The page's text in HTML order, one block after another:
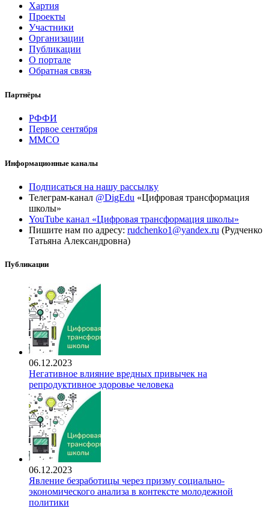
Хартия
Проекты
Участники
Организации
Публикации
О портале
Обратная связь
Партнёры
РФФИ
Первое сентября
ММСО
Информационные каналы
Подписаться на нашу рассылку
Телеграм-канал @DigEdu «Цифровая трансформация
школы»
YouTube канал «Цифровая трансформация школы»
Пишите нам по адресу: rudchenko1@yandex.ru (Рудченко
Татьяна Александровна)
Публикации
06.12.2023
Негативное влияние вредных привычек на
репродуктивное здоровье человека
06.12.2023
Явление безработицы через призму социально-
экономического анализа в контексте молодежной
политики